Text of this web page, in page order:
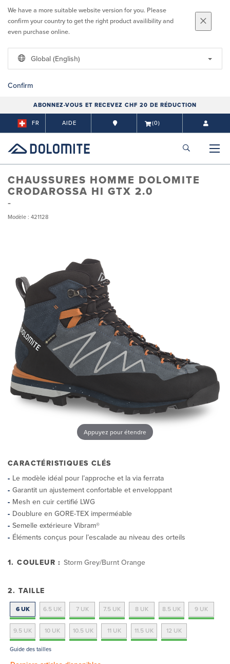
We have a more suitable website version for you. Please
confirm your country to get the right product availibility and
even purchase online.
Global (English)
Confirm
ABONNEZ-VOUS ET RECEVEZ CHF 20 DE RÉDUCTION
FR AIDE (0)
CHAUSSURES HOMME DOLOMITE
CRODAROSSA HI GTX 2.0
Modèle : 421128
Appuyez pour étendre
CARACTÉRISTIQUES CLÉS
Le modèle idéal pour l’approche et la via ferrata
Garantit un ajustement confortable et enveloppant
Mesh en cuir certifié LWG
Doublure en GORE-TEX imperméable
Semelle extérieure Vibram®
Éléments conçus pour l’escalade au niveau des orteils
1. COULEUR :Storm Grey/Burnt Orange
2. TAILLE
6 UK 6.5 UK 7 UK 7.5 UK 8 UK 8.5 UK 9 UK
9.5 UK 10 UK 10.5 UK 11 UK 11.5 UK 12 UK
Guide des tailles